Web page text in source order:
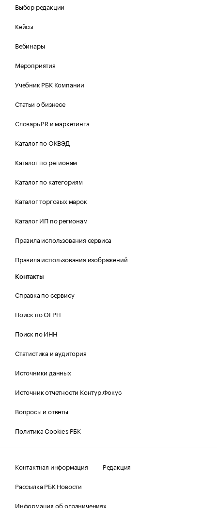
Выбор редакции
Кейсы
Вебинары
Мероприятия
Учебник РБК Компании
Статьи о бизнесе
Словарь PR и маркетинга
Каталог по ОКВЭД
Каталог по регионам
Каталог по категориям
Каталог торговых марок
Каталог ИП по регионам
Правила использования сервиса
Правила использования изображений
Контакты
Справка по сервису
Поиск по ОГРН
Поиск по ИНН
Статистика и аудитория
Источники данных
Источник отчетности Контур.Фокус
Вопросы и ответы
Политика Cookies РБК
Контактная информация
Редакция
Рассылка РБК Новости
Информация об ограничениях